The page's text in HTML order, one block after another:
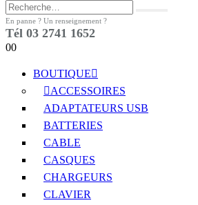
En panne ? Un renseignement ?
Tél 03 2741 1652
00
BOUTIQUE
ACCESSOIRES
ADAPTATEURS USB
BATTERIES
CABLE
CASQUES
CHARGEURS
CLAVIER